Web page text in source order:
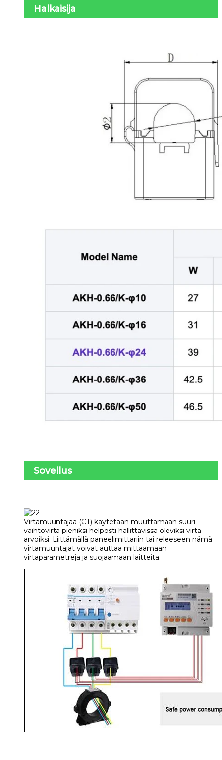
Halkaisija
Sovellus
Virtamuuntajaa (CT) käytetään muuttamaan suuri
vaihtovirta pieniksi helposti hallittavissa oleviksi virta-
arvoiksi. Liittämällä paneelimittariin tai releeseen nämä
virtamuuntajat voivat auttaa mittaamaan
virtaparametreja ja suojaamaan laitteita.